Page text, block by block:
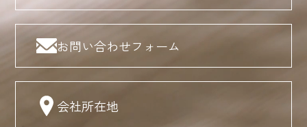
お問い合わせフォーム
会社所在地